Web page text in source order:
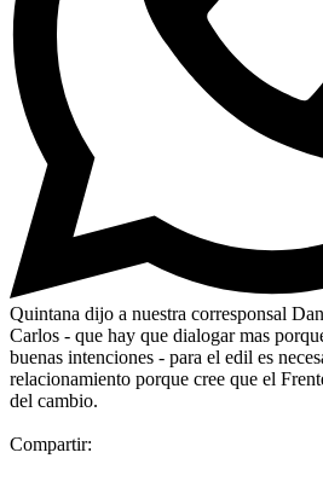
Quintana dijo a nuestra corresponsal
Carlos - que hay que dialogar mas
buenas intenciones - para el edil es
relacionamiento porque cree que el
del cambio.
Compartir: